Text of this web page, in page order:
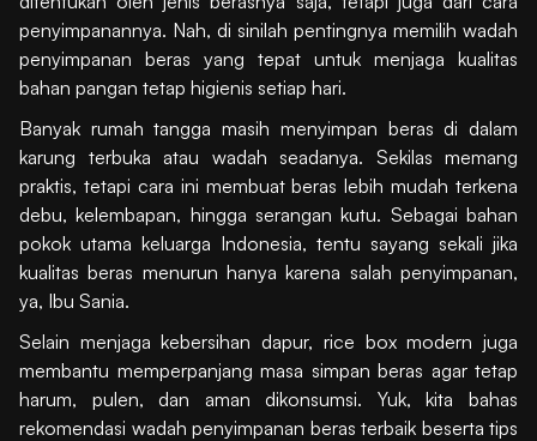
penyimpanannya. Nah, di sinilah pentingnya memilih wadah
penyimpanan beras yang tepat untuk menjaga kualitas
bahan pangan tetap higienis setiap hari.
Banyak rumah tangga masih menyimpan beras di dalam
karung terbuka atau wadah seadanya. Sekilas memang
praktis, tetapi cara ini membuat beras lebih mudah terkena
debu, kelembapan, hingga serangan kutu. Sebagai bahan
pokok utama keluarga Indonesia, tentu sayang sekali jika
kualitas beras menurun hanya karena salah penyimpanan,
ya, Ibu Sania.
Selain menjaga kebersihan dapur, rice box modern juga
membantu memperpanjang masa simpan beras agar tetap
harum, pulen, dan aman dikonsumsi. Yuk, kita bahas
rekomendasi wadah penyimpanan beras terbaik beserta tips